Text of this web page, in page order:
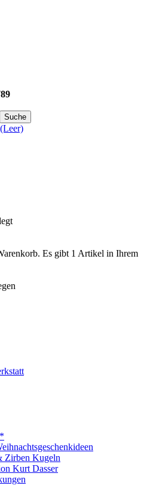
Suche
(Leer)
Es gibt 1 Artikel in Ihrem
Zirben Kugeln
Kurt Dasser